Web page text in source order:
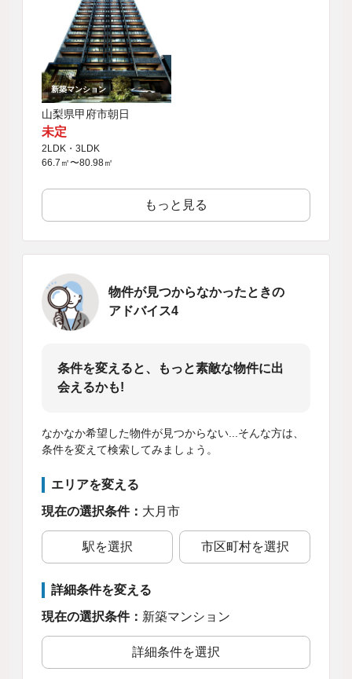
新築マンション
山梨県甲府市朝日
未定
2LDK・3LDK
66.7㎡〜80.98㎡
もっと見る
物件が見つからなかったときの
アドバイス4
条件を変えると、もっと素敵な物件に出
会えるかも!
なかなか希望した物件が見つからない...そんな方は、
条件を変えて検索してみましょう。
エリアを変える
現在の選択条件： 大月市
駅を選択 市区町村を選択
詳細条件を変える
現在の選択条件： 新築マンション
詳細条件を選択